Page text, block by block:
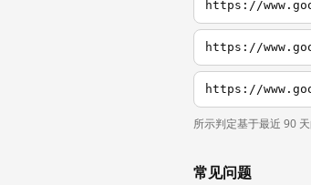
所示判定基于最近 90
常见问题